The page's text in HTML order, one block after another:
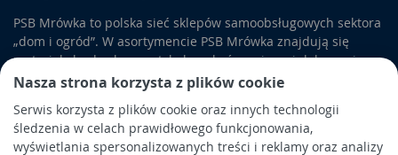
Nasza strona korzysta z plików cookie
Serwis korzysta z plików cookie oraz innych technologii
śledzenia w celach prawidłowego funkcjonowania,
wyświetlania spersonalizowanych treści i reklamy oraz analizy
PSB Mrówka to polska sieć sklepów samoobsługowych sektora
„dom i ogród”. W asortymencie PSB Mrówka znajdują się
materiały budowlane, artykuły wykończeniowe i dekoracyjne,
wyposażenie łazienek i kuchni, elektronarzędzia, a także
Obowiązek informacyjny